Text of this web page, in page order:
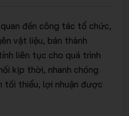
đến công tác tổ chức,
vật liệu, bán thành
liên tục cho quá trình
kịp thời, nhanh chóng
tối thiểu, lợi nhuận được